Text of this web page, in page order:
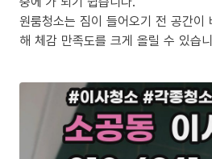
원룸청소는 짐이 들어오기 전 공간이
해 체감 만족도를 크게 올릴 수 있습